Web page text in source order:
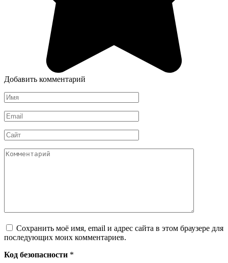
Добавить комментарий
Имя
*
Email
*
Сайт
Комментарий
Сохранить моё имя, email и адрес сайта в этом браузере для
последующих моих комментариев.
Код безопасности *